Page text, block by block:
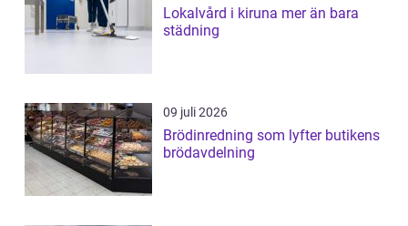
Lokalvård i kiruna mer än bara
städning
09 juli 2026
Brödinredning som lyfter butikens
brödavdelning